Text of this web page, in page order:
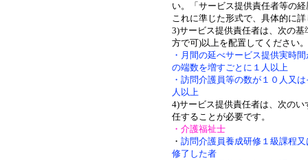
い。「サービス提供責任者等の
これに準じた形式で、具体的に
3)サービス提供責任者は、次の
方で可)以上を配置してください。
・月間の延べサービス提供実時
の端数を増すごとに１人以上
・訪問介護員等の数が１０人又
人以上
4)サービス提供責任者は、次の
任することが必要です。
・介護福祉士
・ 訪問介護員養成研修１級課程
修了した者